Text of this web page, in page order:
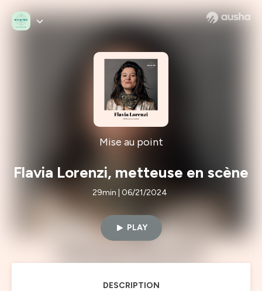
Mise au point
Flavia Lorenzi, metteuse en scène
29min | 06/21/2024
PLAY
DESCRIPTION